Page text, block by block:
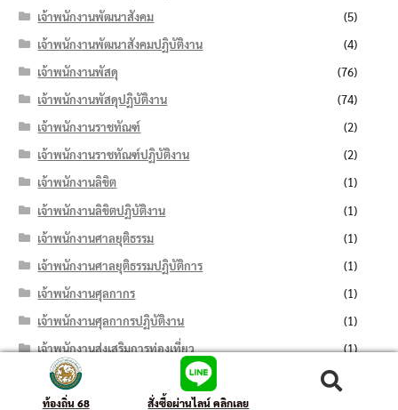
เจ้าพนักงานพัฒนาสังคม
(5)
เจ้าพนักงานพัฒนาสังคมปฏิบัติงาน
(4)
เจ้าพนักงานพัสดุ
(76)
เจ้าพนักงานพัสดุปฏิบัติงาน
(74)
เจ้าพนักงานราชทัณฑ์
(2)
เจ้าพนักงานราชทัณฑ์ปฏิบัติงาน
(2)
เจ้าพนักงานลิขิต
(1)
เจ้าพนักงานลิขิตปฏิบัติงาน
(1)
เจ้าพนักงานศาลยุติธรรม
(1)
เจ้าพนักงานศาลยุติธรรมปฏิบัติการ
(1)
เจ้าพนักงานศุลกากร
(1)
เจ้าพนักงานศุลกากรปฏิบัติงาน
(1)
เจ้าพนักงานส่งเสริมการท่องเที่ยว
(1)
เจ้าพนักงานส่งเสริมการท่องเที่ยวปฏิบัติงาน
เจ้าพนักงานส่งเสริมการปกครองท้องถิ่น
ท้องถิ่น 68 สั่งซื้อผ่านไลน์ คลิกเลย